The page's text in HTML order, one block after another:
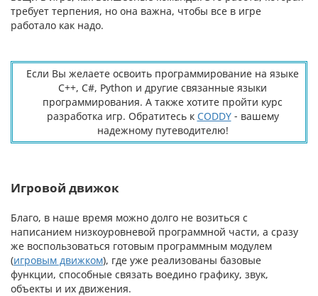
требует терпения, но она важна, чтобы все в игре
работало как надо.
Если Вы желаете освоить программирование на языке
C++, C#, Python и другие связанные языки
программирования. А также хотите пройти курс
разработка игр. Обратитесь к CODDY- вашему
надежному путеводителю!
Игровой движок
Благо, в наше время можно долго не возиться с
написанием низкоуровневой программной части, а сразу
же воспользоваться готовым программным модулем
(игровым движком), где уже реализованы базовые
функции, способные связать воедино графику, звук,
объекты и их движения.